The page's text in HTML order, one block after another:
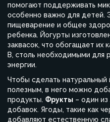
помогают поддерживать
особенно важно для детей.
пищеварение и общее
ребенка. Йогурты
заквасок, что обогащает их
B, столь необходимыми для
энергии.
Чтобы сделать
полезным, в него можно
продукты. Фрукты – один из
добавок. Ягоды, такие как
добавляют естественную